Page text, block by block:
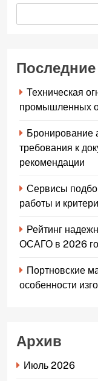
Техническая
промышленных
Бронирование
требования к
рекомендации
Сервисы
работы и
Рейтинг
ОСАГО в 2026
Портновские
особенности
Архив
Июль 2026